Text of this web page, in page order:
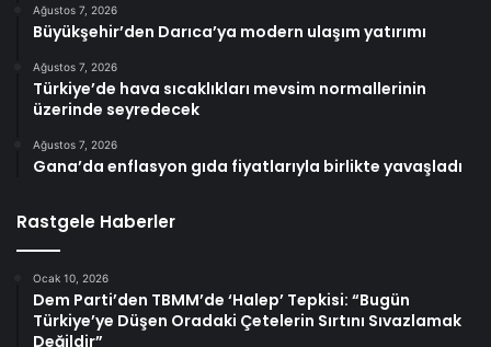
Ağustos 7, 2026
Büyükşehir’den Darıca’ya modern ulaşım yatırımı
Ağustos 7, 2026
Türkiye’de hava sıcaklıkları mevsim normallerinin
üzerinde seyredecek
Ağustos 7, 2026
Gana’da enflasyon gıda fiyatlarıyla birlikte yavaşladı
Rastgele Haberler
Ocak 10, 2026
Dem Parti’den TBMM’de ‘Halep’ Tepkisi: “Bugün
Türkiye’ye Düşen Oradaki Çetelerin Sırtını Sıvazlamak
Değildir”